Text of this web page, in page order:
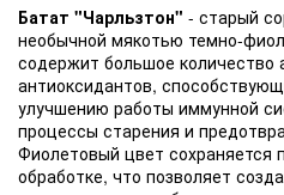
Батат "Чарльзтон" - старый
необычной мякотью темно-
содержит большое количество
антиоксидантов,
улучшению работы иммунной
процессы старения и
Фиолетовый цвет сохраняется
обработке, что позволяет